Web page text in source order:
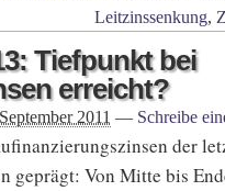
Leitzinssenkung,
Tiefpunkt bei
erreicht?
2011 — Schreibe
der
geprägt: Von Mitte bis